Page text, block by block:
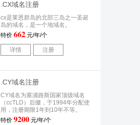
.CX域名注册
cx是莱恩群岛的北部三岛之一圣诞
岛的域名，是一个地域名。
特价 662 元/年/个
详情 注册
.CY域名注册
CY域名为塞浦路斯国家顶级域名
（ccTLD）后缀，于1994年分配使
用，注册期限1年到10年不等。
特价 9200 元/年/个